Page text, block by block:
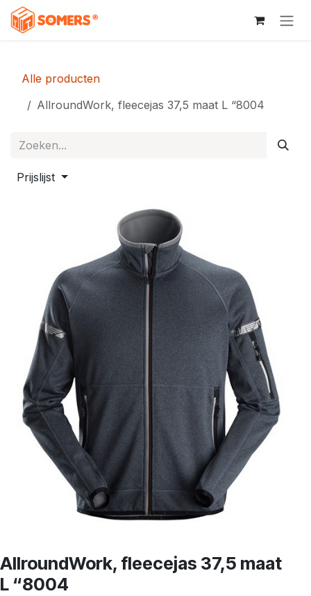
Overslaan naar inhoud
Alle producten
AllroundWork, fleecejas 37,5 maat L “8004
Prijslijst
AllroundWork, fleecejas 37,5 maat
L “8004